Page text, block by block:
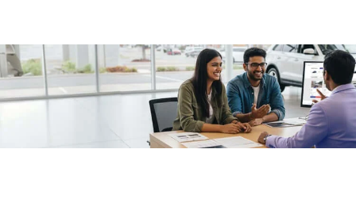
/fragments/plp-details